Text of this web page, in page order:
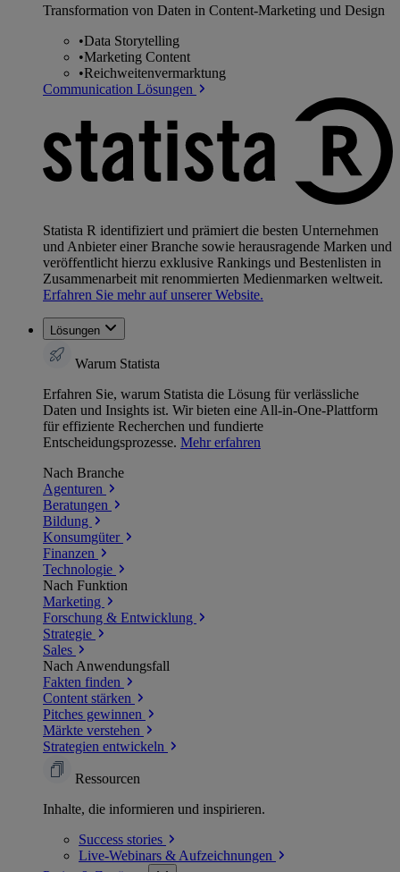
Transformation von Daten in Content-Marketing und Design
•Data Storytelling
•Marketing Content
•Reichweitenvermarktung
Communication Lösungen
Statista R identifiziert und prämiert die besten Unternehmen
und Anbieter einer Branche sowie herausragende Marken und
veröffentlicht hierzu exklusive Rankings und Bestenlisten in
Zusammenarbeit mit renommierten Medienmarken weltweit.
Erfahren Sie mehr auf unserer Website.
Lösungen
Warum Statista
Erfahren Sie, warum Statista die Lösung für verlässliche
Daten und Insights ist. Wir bieten eine All-in-One-Plattform
für effiziente Recherchen und fundierte
Entscheidungsprozesse. Mehr erfahren
Nach Branche
Agenturen
Beratungen
Bildung
Konsumgüter
Finanzen
Technologie
Nach Funktion
Marketing
Forschung & Entwicklung
Strategie
Sales
Nach Anwendungsfall
Fakten finden
Content stärken
Pitches gewinnen
Märkte verstehen
Strategien entwickeln
Ressourcen
Inhalte, die informieren und inspirieren.
Success stories
Live-Webinars & Aufzeichnungen